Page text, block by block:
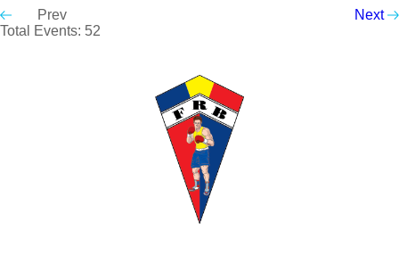
Prev
Next
Total Events: 52